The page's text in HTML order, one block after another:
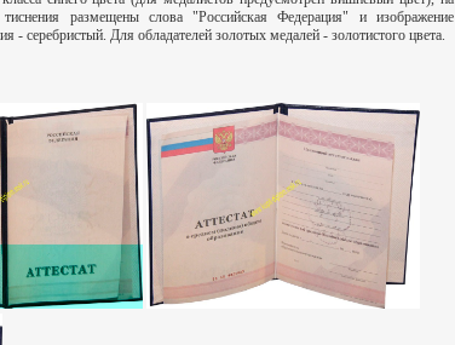
размещены слова "Российская Федерация" и изображение
- серебристый. Для обладателей золотых медалей - золотистого цвета.